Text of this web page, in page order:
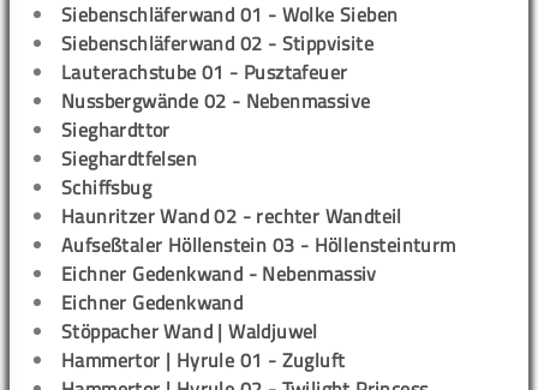
Siebenschläferwand 01 - Wolke Sieben
Siebenschläferwand 02 - Stippvisite
Lauterachstube 01 - Pusztafeuer
Nussbergwände 02 - Nebenmassive
Sieghardttor
Sieghardtfelsen
Schiffsbug
Haunritzer Wand 02 - rechter Wandteil
Aufseßtaler Höllenstein 03 - Höllensteinturm
Eichner Gedenkwand - Nebenmassiv
Eichner Gedenkwand
Stöppacher Wand | Waldjuwel
Hammertor | Hyrule 01 - Zugluft